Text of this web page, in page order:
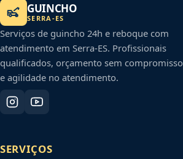
GUINCHO
SERRA -ES
Serviços de guincho 24h e reboque com
atendimento em Serra-ES. Profissionais
qualificados, orçamento sem compromisso
e agilidade no atendimento.
SERVIÇOS